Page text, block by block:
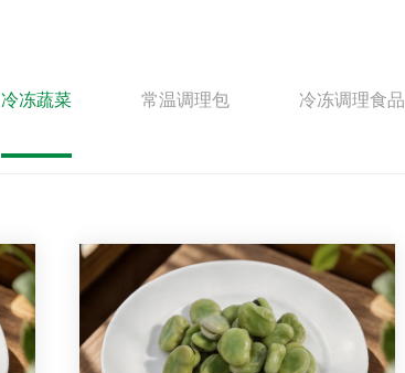
冷冻蔬菜 常温调理包 冷冻调理食品